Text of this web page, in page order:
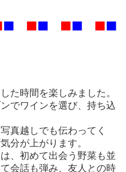
■ ■■ ■■ ■■
た時間を楽しみました。
でワインを選び、持ち込
真越しでも伝わってく
分が上がります。
、初めて出会う野菜も並
会話も弾み、友人との時